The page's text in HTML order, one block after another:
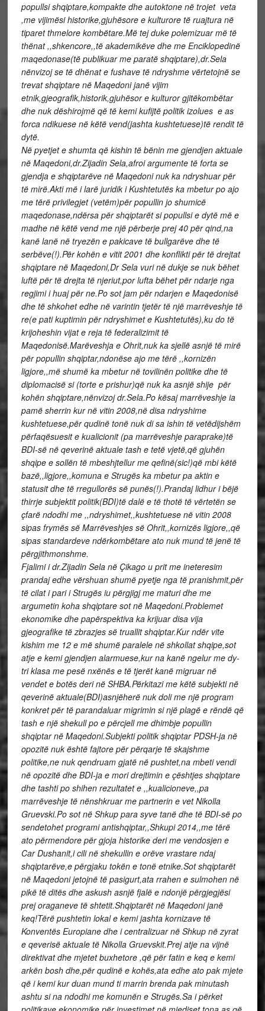
popullsi shqiptare,kompakte dhe autoktone në trojet veta
,me vijimësi historike,gjuhësore e kulturore të ruajtura në
tiparet thmelore kombëtare.Më tej duke polemizuar më të
thënat ,,shkencore,,të akademikëve dhe me Enciklopedinë
maqedonase(të publikuar me paratë shqiptare),dr.Sela
nënvizoj se të dhënat e fushave të ndryshme vërtetojnë se
trevat shqiptare në Maqedoni janë vijim
etnik,gjeografik,historik,gjuhësor e kulturor gjitëkombëtar
dhe nuk dëshirojmë që të kemi kufijtë politik izolues e as
forca ndikuese në këtë vend(jashta kushtetuese)të rendit të
dytë.
Në pyetjet e shumta që kishin të bënin me gjendjen aktuale
në Maqedoni,dr.Zijadin Sela,afroi argumente të forta se
gjendja e shqiptarëve në Maqedoni nuk ka ndryshuar për
të mirë.Akti më i larë juridik i Kushtetutës ka mbetur po ajo
me tërë privilegjet (vetëm)për popullin jo shumicë
maqedonase,ndërsa për shqiptarët si popullsi e dytë më e
madhe në këtë vend me një përberje prej 40 për qind,na
kanë lanë në tryezën e pakicave të bullgarëve dhe të
serbëve(!).Për kohën e vitit 2001 dhe konflikti për të drejtat
shqiptare në Maqedoni,Dr Sela vuri në dukje se nuk bëhet
luftë për të drejta të njeriut,por lufta bëhet për ndarje nga
regjimi i huaj për ne.Po sot jam për ndarjen e Maqedonisë
dhe të shkohet edhe në varintin tjetër të një marrëveshje të
re(e pati kuptimin për ndryshimet e Kushtetutës),ku do të
krijoheshin vijat e reja të federalizimit të
Maqedonisë.Marëveshja e Ohrit,nuk ka sjellë asnjë të mirë
për popullin shqiptar,ndonëse ajo me tërë ,,kornizën
ligjore,,më shumë ka mbetur në tovilinën politike dhe të
diplomacisë si (torte e prishur)që nuk ka asnjë shije për
kohën shqiptare,nënvizoj dr.Sela.Po kësaj marrëveshje ia
pamë sherrin kur në vitin 2008,në disa ndryshime
kushtetuese,për qudinë tonë nuk di sa ishin të vetëdijshëm
përfaqësuesit e kualicionit (pa marrëveshje paraprake)të
BDI-së në qeverinë aktuale tash e tetë vjetë,që gjuhën
shqipe e sollën të mbeshjtellur me qefinë(sic!)që mbi këtë
bazë,,ligjore,,komuna e Strugës ka mbetur pa aktin e
statusit dhe të rregullorës së punës(!).Prandaj lidhur i bëjë
thirrje subjektit politik(BDI)të dalë e të thotë të vërtetën se
çfarë ndodhi me ,,ndryshimet,,kushtetuese në vitin 2008
sipas frymës së Marrëveshjes së Ohrit,,kornizës ligjore,,që
sipas standardeve ndërkombëtare ato nuk mund të jenë të
përgjithmonshme.
Fjalimi i dr.Zijadin Sela në Çikago u prit me ineteresim
prandaj edhe vërshuan shumë pyetje nga të pranishmit,për
të cilat i pari i Strugës iu përgjigj me maturi dhe me
argumetin koha shqiptare sot në Maqedoni.Problemet
ekonomike dhe papërspektiva ka krijuar disa vija
gjeografike të zbrazjes së truallit shqiptar.Kur ndër vite
kishim me 12 e më shumë paralele në shkollat shqipe,sot
atje e kemi gjendjen alarmuese,kur na kanë ngelur me dy-
tri klasa me pesë nxënës e të tjerët kanë migruar në
vendet e botës deri në SHBA.Përkitazi me këtë subjekti në
qeverinë aktuale(BDI)asnjëherë nuk doli me një program
konkret për të parandaluar migrimin si një plagë e rëndë që
tash e një shekull po e përcjell me dhimbje popullin
shqiptar në Maqedoni.Subjekti politik shqiptar PDSH-ja në
opozitë nuk është fajtore për përqarje të skajshme
politike,ne nuk qendruam gjatë në pushtet,na mbeti vendi
në opozitë dhe BDI-ja e mori drejtimin e çështjes shqiptare
dhe tashti po shihen rezultatet e ,,kualicioneve,,pa
marrëveshje të nënshkruar me partnerin e vet Nikolla
Gruevski.Po sot në Shkup para syve tanë dhe të BDI-së po
sendetohet programi antishqiptar,,Shkupi 2014,,me tërë
ato përmendore për gjoja historike deri me vendosjen e
Car Dushanit,i cili në shekullin e orëve vrastare ndaj
shqiptarëve,e përgjaku tokën e tonë etnike.Sot shqiptarët
në Maqedoni jetojnë të pasigurt,ata rrahen e sulmohen në
pikë të ditës dhe askush asnjë fjalë e ndonjë përgjegjësi
prej oraganeve të shtetit.Shqiptarët në Maqedoni janë
keq!Tërë pushtetin lokal e kemi jashta kornizave të
Konventës Europiane dhe i centralizuar në Shkup në zyrat
e qeverisë aktuale të Nikolla Gruevskit.Prej atje na vijnë
direktivat dhe mjetet buxhetore ,që për fatin e keq e kemi
arkën bosh dhe,për qudinë e kohës,ata edhe ato pak mjete
që i kemi kur duan mund ti marrin brenda pak minutash
ashtu si na ndodhi me komunën e Strugës.Sa i përket